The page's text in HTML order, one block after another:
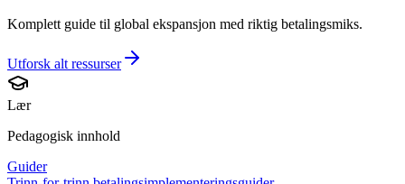
Komplett guide til global ekspansjon med riktig betalingsmiks.
Utforsk alt ressurser
Lær
Pedagogisk innhold
Guider